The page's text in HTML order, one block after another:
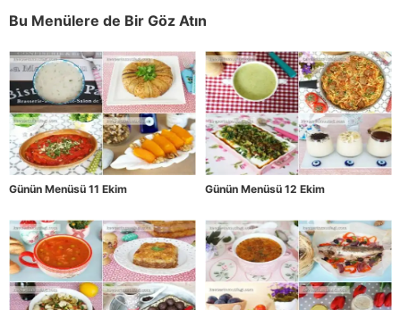
Bu Menülere de Bir Göz Atın
Günün Menüsü 11 Ekim Günün Menüsü 12 Ekim